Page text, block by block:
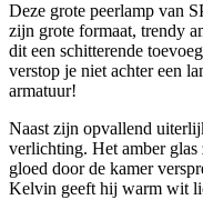
Deze grote peerlamp van
zijn grote formaat, trendy
dit een schitterende
verstop je niet achter een
armatuur!
Naast zijn opvallend
verlichting. Het amber
gloed door de kamer
Kelvin geeft hij warm wit